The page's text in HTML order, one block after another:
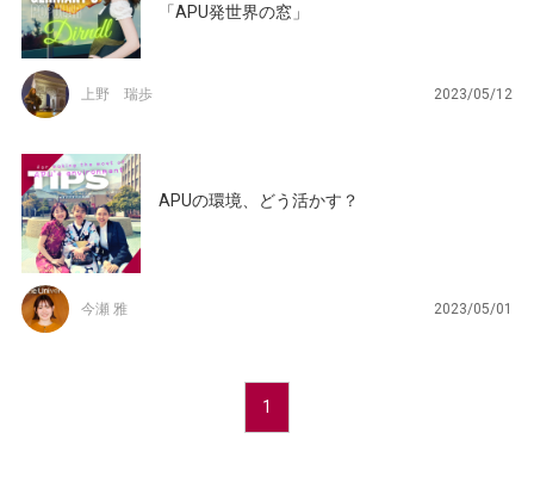
「APU発世界の窓」
上野 瑞歩 2023/05/12
APUの環境、どう活かす？
今瀬 雅 2023/05/01
1